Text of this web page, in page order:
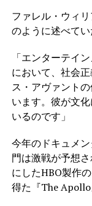
ファレル・ウィ
のように述べてい
「エンターテイ
において、社会
ス・アヴァント
います。彼が文
いるのです」
今年のドキュメ
門は激戦が予想
にしたHBO製作
得た『The Apollo